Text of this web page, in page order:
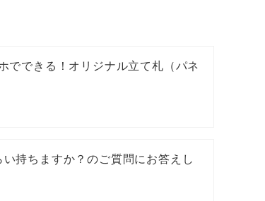
でできる！オリジナル立て札（パネ
い持ちますか？のご質問にお答えし